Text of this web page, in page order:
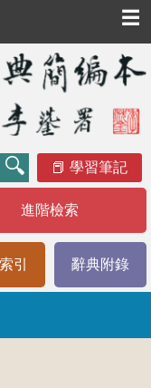
☰
學習筆記
進階檢索
引 辭典附錄